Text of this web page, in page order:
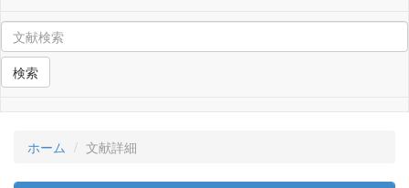
検索
ホーム 文献詳細